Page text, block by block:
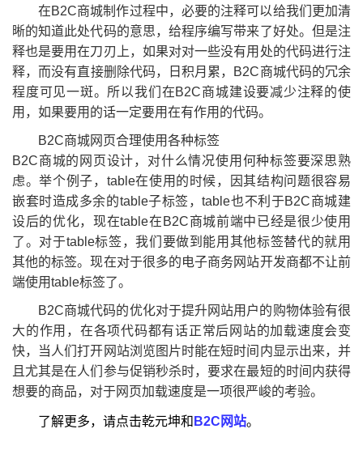
在B2C商城制作过程中，必要的注释可以给我们更加清
晰的知道此处代码的意思，给程序编写带来了好处。但是注
释也是要用在刀刃上，如果对对一些没有用处的代码进行注
释，而没有直接删除代码，日积月累，B2C商城代码的冗余
程度可见一斑。所以我们在B2C商城建设要减少注释的使
用，如果要用的话一定要用在有作用的代码。
B2C商城网页合理使用各种标签
B2C商城的网页设计，对什么情况使用何种标签要深思熟
虑。举个例子，table在使用的时候，因其结构问题很容易
嵌套时造成多余的table子标签，table也不利于B2C商城建
设后的优化，现在table在B2C商城前端中已经是很少使用
了。对于table标签，我们要做到能用其他标签替代的就用
其他的标签。现在对于很多的电子商务网站开发商都不让前
端使用table标签了。
B2C商城代码的优化对于提升网站用户的购物体验有很
大的作用，在各项代码都有话正常后网站的加载速度会变
快，当人们打开网站浏览图片时能在短时间内显示出来，并
且尤其是在人们参与促销秒杀时，要求在最短的时间内获得
想要的商品，对于网页加载速度是一项很严峻的考验。
了解更多，请点击乾元坤和 B2C网站。